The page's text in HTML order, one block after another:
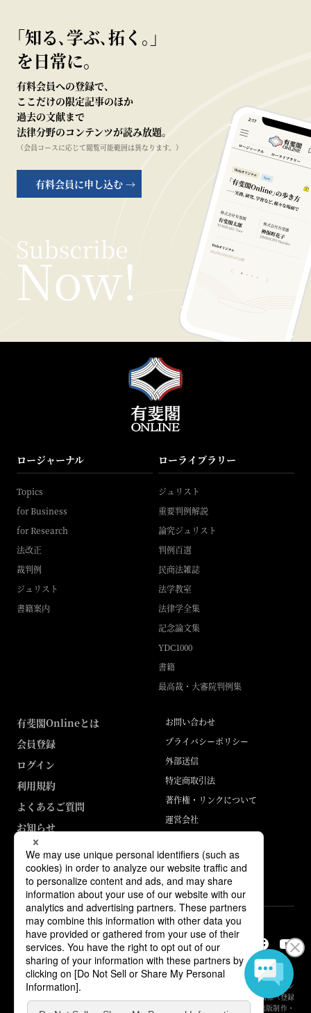
｢知る､学ぶ､拓く｡｣
を日常に。
有料会員への登録で、
ここだけの限定記事のほか
過去の文献まで
法律分野のコンテンツが読み放題。
（会員コースに応じて閲覧可能範囲は異なります。）
有料会員に申し込む →
ロージャーナル
Topics
for Business
for Research
法改正
裁判例
ジュリスト
書籍案内
ローライブラリー
ジュリスト
重要判例解説
論究ジュリスト
判例百選
民商法雑誌
法学教室
法律学全集
記念論文集
YDC1000
書籍
最高裁・大審院判例集
有斐閣Onlineとは
会員登録
ログイン
利用規約
よくあるご質問
お知らせ
お問い合わせ
プライバシーポリシー
外部送信
特定商取引法
著作権・リンクについて
運営会社
ABJマークは、この電子書店・電子書籍配信サービスが、著作権者からコン
テンツ使用許諾を得た正規版配信サービスであることを示す登録商標（登録
番号 第6091713号）です。詳しくは［ABJマーク］または［電子出版制作・